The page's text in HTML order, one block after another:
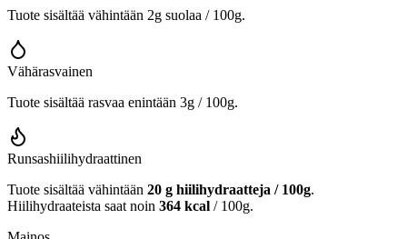
Tuote sisältää vähintään 2g suolaa / 100g.
Vähärasvainen
Tuote sisältää rasvaa enintään 3g / 100g.
Runsashiilihydraattinen
Tuote sisältää vähintään 20 g hiilihydraatteja / 100g.
Hiilihydraateista saat noin 364 kcal / 100g.